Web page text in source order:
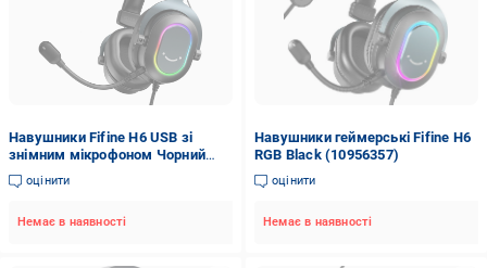
Навушники Fifine H6 USB зі
знімним мікрофоном Чорний
(11343649)
оцінити
Немає в наявності
Навушники геймерські Fifine H6
RGB Black (10956357)
оцінити
Немає в наявності